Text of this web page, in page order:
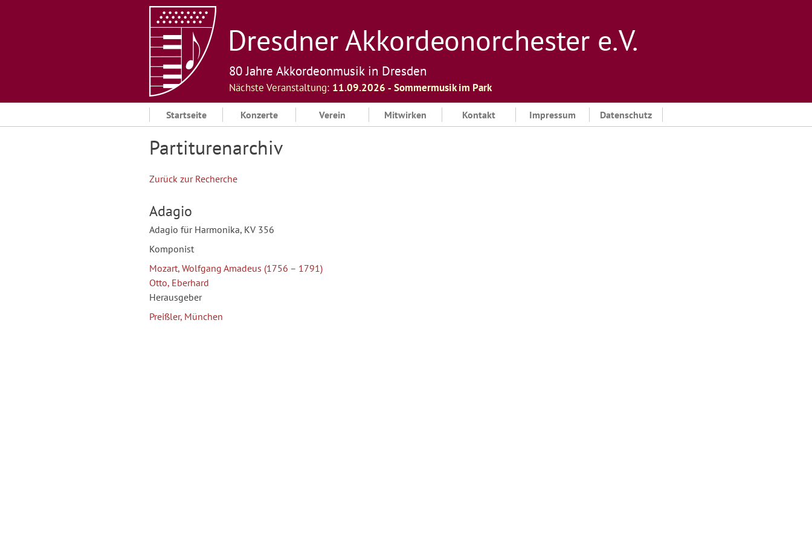
Dresdner Akkordeonorchester e. V.
80 Jahre Akkordeonmusik in Dresden
Nächste Veranstaltung: 11.09.2026 ‐ Sommermusik im Park
Startseite Konzerte Verein Mitwirken Kontakt Impressum Datenschutz
Partiturenarchiv
Zurück zur Recherche
Adagio
Adagio für Harmonika, KV 356
Komponist
Mozart, Wolfgang Amadeus (1756 – 1791)
Otto, Eberhard
Herausgeber
Preißler, München